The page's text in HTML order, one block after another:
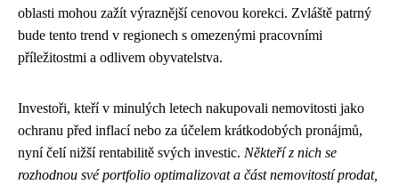
oblasti mohou zažít výraznější cenovou korekci. Zvláště patrný
bude tento trend v regionech s omezenými pracovními
příležitostmi a odlivem obyvatelstva.
Investoři, kteří v minulých letech nakupovali nemovitosti jako
ochranu před inflací nebo za účelem krátkodobých pronájmů,
nyní čelí nižší rentabilitě svých investic. Někteří z nich se
rozhodnou své portfolio optimalizovat a část nemovitostí prodat,